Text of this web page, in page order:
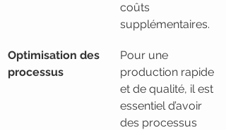
coûts
supplémentaires.
Optimisation des
processus
Pour une
production rapide
et de qualité, il est
essentiel d’avoir
des processus